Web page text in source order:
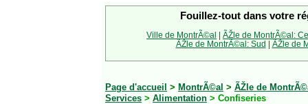
Fouillez-tout dans votre
Ville de MontrÃ©al | ÃŽle de MontrÃ©al:
ÃŽle de MontrÃ©al: Sud | ÃŽle de
Page d'accueil > MontrÃ©al > ÃŽle de
Services > Alimentation > Confiseries